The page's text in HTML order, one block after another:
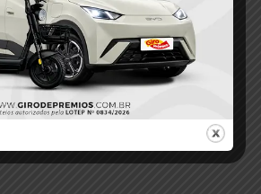
VÍDEO; Operação nacional prende
investigado em Tucuruí por suspeita de
integrar rede de extremismo violento
4 de agosto de 2026